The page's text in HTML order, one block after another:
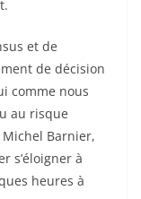
de décision
comme nous
au risque
Barnier,
s’éloigner à
heures à